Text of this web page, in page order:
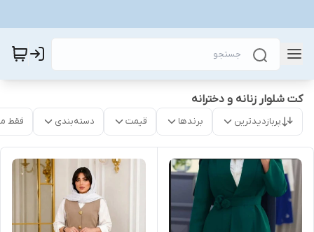
کت شلوار زنانه و دخترانه
پربازدیدترین برندها قیمت دسته‌بندی فقط